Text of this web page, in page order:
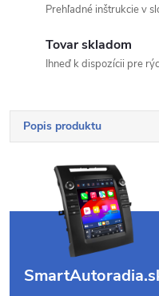
Prehľadné inštrukcie v
Tovar skladom
Ihneď k dispozícii pre
Popis produktu